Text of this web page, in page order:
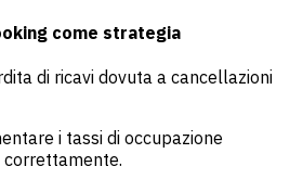
come strategia
di ricavi dovuta a cancellazioni
i tassi di occupazione